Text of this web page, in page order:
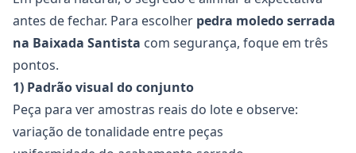
antes de fechar. Para escolher pedra moledo serrada
na Baixada Santista com segurança, foque em três
pontos.
1) Padrão visual do conjunto
Peça para ver amostras reais do lote e observe:
variação de tonalidade entre peças